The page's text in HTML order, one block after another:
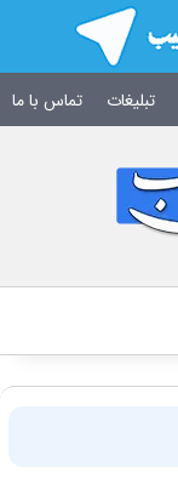
تبلیغات تماس با ما